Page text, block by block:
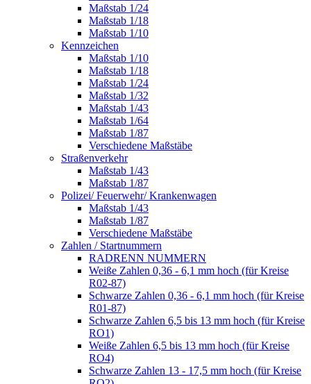
Maßstab 1/24
Maßstab 1/18
Maßstab 1/10
Kennzeichen
Maßstab 1/10
Maßstab 1/18
Maßstab 1/24
Maßstab 1/32
Maßstab 1/43
Maßstab 1/64
Maßstab 1/87
Verschiedene Maßstäbe
Straßenverkehr
Maßstab 1/43
Maßstab 1/87
Polizei/ Feuerwehr/ Krankenwagen
Maßstab 1/43
Maßstab 1/87
Verschiedene Maßstäbe
Zahlen / Startnummern
RADRENN NUMMERN
Weiße Zahlen 0,36 - 6,1 mm hoch (für Kreise
R02-87)
Schwarze Zahlen 0,36 - 6,1 mm hoch (für Kreise
R01-87)
Schwarze Zahlen 6,5 bis 13 mm hoch (für Kreise
RO1)
Weiße Zahlen 6,5 bis 13 mm hoch (für Kreise
RO4)
Schwarze Zahlen 13 - 17,5 mm hoch (für Kreise